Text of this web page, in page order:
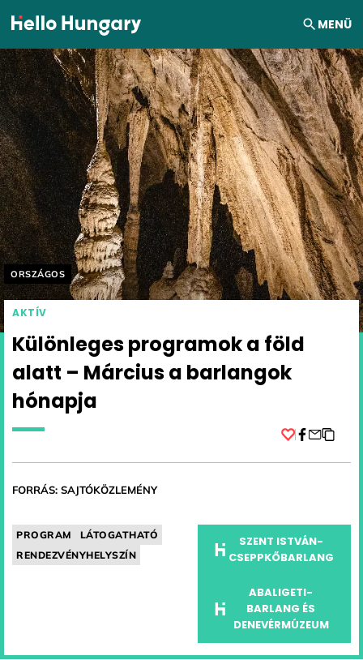
Ugrás a tartalomhoz MENÜ
Helyszín címkék:
ORSZÁGOS
AKTÍV
Különleges programok a föld
alatt – Március a barlangok
hónapja
FORRÁS: SAJTÓKÖZLEMÉNY
PROGRAM
LÁTOGATHATÓ
RENDEZVÉNYHELYSZÍN
SZENT ISTVÁN-
CSEPPKŐBARLANG
ABALIGETI-
BARLANG ÉS
DENEVÉRMÚZEUM